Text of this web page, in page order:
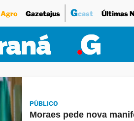
Agro Gazetajus Gcast Últimas
PÚBLICO
Moraes pede nova